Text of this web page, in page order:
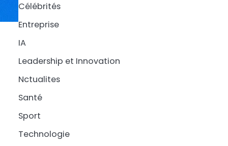
Célébrités
Entreprise
IA
Leadership et Innovation
Nctualites
Santé
Sport
Technologie